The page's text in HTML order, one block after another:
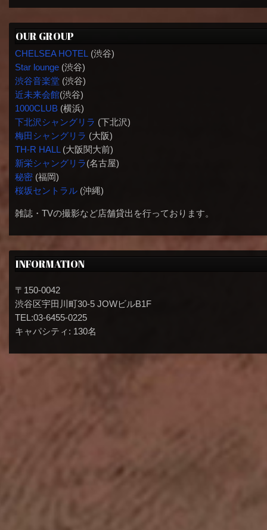
OUR GROUP
CHELSEA HOTEL (渋谷)
Star lounge(渋谷)
渋谷音楽堂(渋谷)
近未来会館(渋谷)
1000CLUB(横浜)
下北沢シャングリラ (下北沢)
梅田シャングリラ (大阪)
TH-R HALL(大阪関大前)
新栄シャングリラ(名古屋)
秘密(福岡)
桜坂セントラル(沖縄)
雑誌・TVの撮影など店舗貸出を行っております。
INFORMATION
〒150-0042
渋谷区宇田川町30-5 JOWビルB1F
TEL:03-6455-0225
キャパシティ: 130名